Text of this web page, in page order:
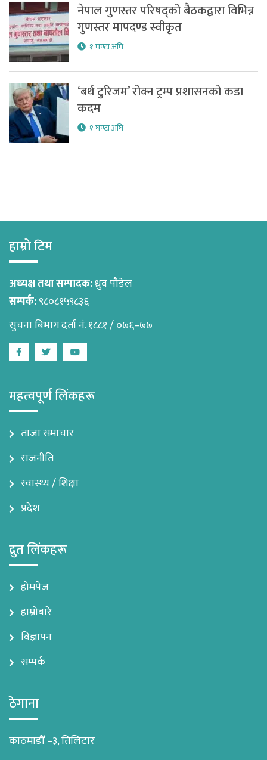
नेपाल गुणस्तर परिषद्को बैठकद्वारा विभिन्न
गुणस्तर मापदण्ड स्वीकृत
१ घण्टा अघि
‘बर्थ टुरिजम’ रोक्न ट्रम्प प्रशासनको कडा
कदम
१ घण्टा अघि
हाम्रो टिम
अध्यक्ष तथा सम्पादक:ध्रुव पौडेल
सम्पर्क:९८०८१५९८३६
सुचना बिभाग दर्ता नं. १८८१ / ०७६–७७
FacebookTwitterYoutube
महत्वपूर्ण लिंकहरू
ताजा समाचार
राजनीति
स्वास्थ्य / शिक्षा
प्रदेश
द्रुत लिंकहरू
होमपेज
हाम्रोबारे
विज्ञापन
सम्पर्क
ठेगाना
काठमाडौँ –३, तिलिंटार